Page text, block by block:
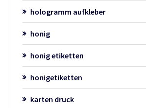
hologramm aufkleber
honig
honig etiketten
honigetiketten
karten druck